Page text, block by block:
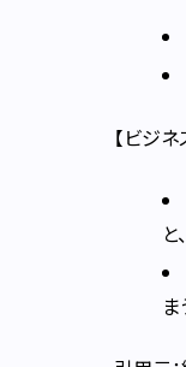
【ビジネ
ま